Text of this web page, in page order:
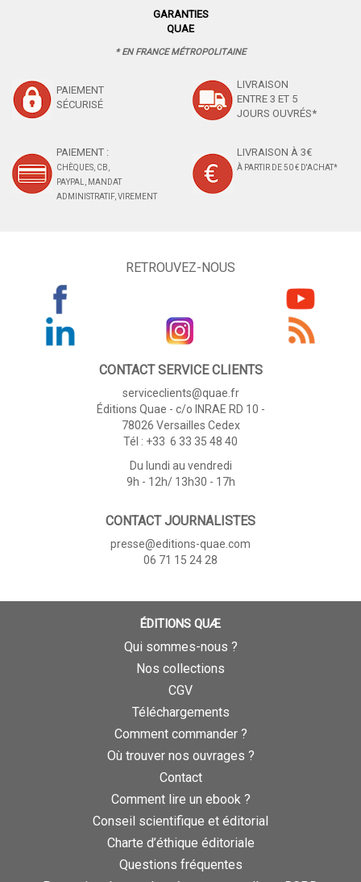
GARANTIES
QUAE
* EN FRANCE MÉTROPOLITAINE
PAIEMENT
SÉCURISÉ
LIVRAISON
ENTRE 3 ET 5
JOURS OUVRÉS*
PAIEMENT :
CHÈQUES, CB,
PAYPAL, MANDAT
ADMINISTRATIF, VIREMENT
LIVRAISON À 3€
À PARTIR DE 50 € D'ACHAT*
RETROUVEZ-NOUS
CONTACT SERVICE CLIENTS
serviceclients@quae.fr
Éditions Quae - c/o INRAE RD 10 -
78026 Versailles Cedex
Tél : +33 6 33 35 48 40
Du lundi au vendredi
9h - 12h/ 13h30 - 17h
CONTACT JOURNALISTES
presse@editions-quae.com
06 71 15 24 28
ÉDITIONS QUÆ
Qui sommes-nous ?
Nos collections
CGV
Téléchargements
Comment commander ?
Où trouver nos ouvrages ?
Contact
Comment lire un ebook ?
Conseil scientifique et éditorial
Charte d’éthique éditoriale
Questions fréquentes